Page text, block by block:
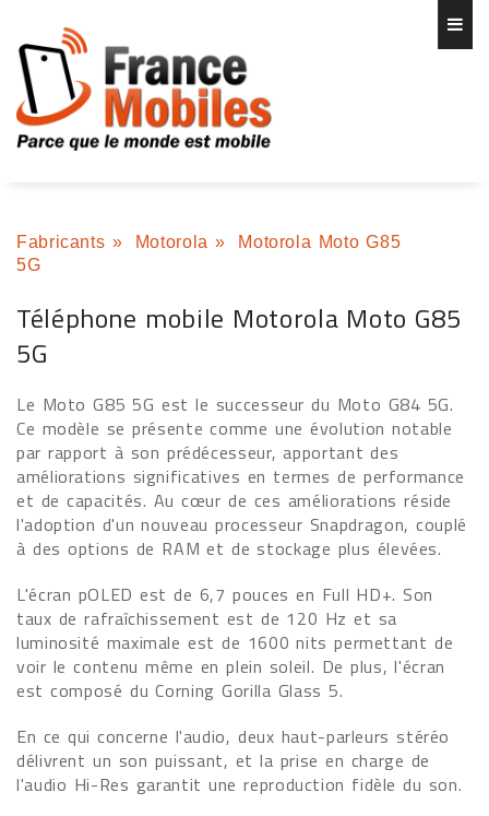
Fabricants » Motorola »
Motorola Moto G85
5G
Téléphone mobile Motorola Moto G85
5G
Le Moto G85 5G est le successeur du Moto G84 5G.
Ce modèle se présente comme une évolution notable
par rapport à son prédécesseur, apportant des
améliorations significatives en termes de performance
et de capacités. Au cœur de ces améliorations réside
l'adoption d'un nouveau processeur Snapdragon, couplé
à des options de RAM et de stockage plus élevées.
L'écran pOLED est de 6,7 pouces en Full HD+. Son
taux de rafraîchissement est de 120 Hz et sa
luminosité maximale est de 1600 nits permettant de
voir le contenu même en plein soleil. De plus, l'écran
est composé du Corning Gorilla Glass 5.
En ce qui concerne l'audio, deux haut-parleurs stéréo
délivrent un son puissant, et la prise en charge de
l'audio Hi-Res garantit une reproduction fidèle du son.